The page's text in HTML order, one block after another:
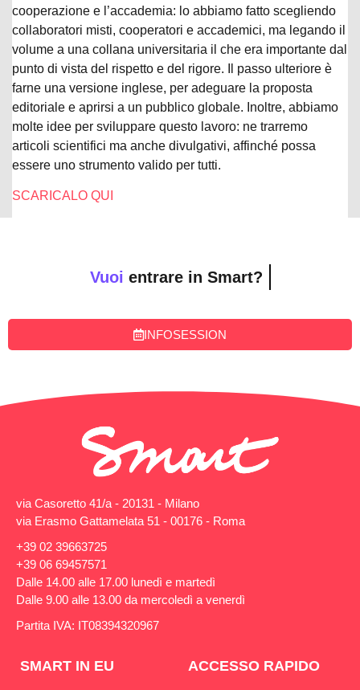
cooperazione e l’accademia: lo abbiamo fatto scegliendo
collaboratori misti, cooperatori e accademici, ma legando il
volume a una collana universitaria il che era importante dal
punto di vista del rispetto e del rigore. Il passo ulteriore è
farne una versione inglese, per adeguare la proposta
editoriale e aprirsi a un pubblico globale. Inoltre, abbiamo
molte idee per sviluppare questo lavoro: ne trarremo
articoli scientifici ma anche divulgativi, affinché possa
essere uno strumento valido per tutti.
SCARICALO QUI
Vuoi entrare in Smart?
INFOSESSION
via Casoretto 41/a - 20131 - Milano
via Erasmo Gattamelata 51 - 00176 - Roma
+39 02 39663725
+39 06 69457571
Dalle 14.00 alle 17.00 lunedì e martedì
Dalle 9.00 alle 13.00 da mercoledì a venerdì
Partita IVA: IT08394320967
SMART IN EU ACCESSO RAPIDO